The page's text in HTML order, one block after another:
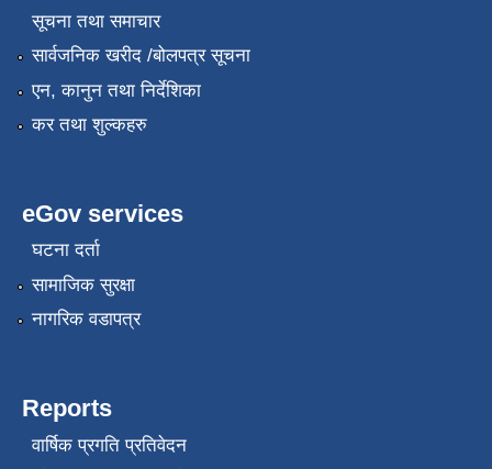
सूचना तथा समाचार
सार्वजनिक खरीद /बोलपत्र सूचना
एन, कानुन तथा निर्देशिका
कर तथा शुल्कहरु
eGov services
घटना दर्ता
सामाजिक सुरक्षा
नागरिक वडापत्र
Reports
वार्षिक प्रगति प्रतिवेदन